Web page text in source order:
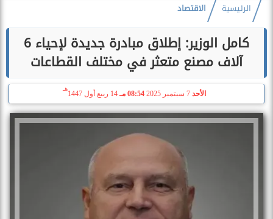
الرئيسية الاقتصاد
كامل الوزير: إطلاق مبادرة جديدة لإحياء 6
آلاف مصنع متعثر في مختلف القطاعات
الأحد 7 سبتمبر 2025 08:54 مـ 14 ربيع أول 1447
هـ